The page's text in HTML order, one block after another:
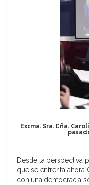
Excma. Sra. Dña.
Desde la perspectiva
que se enfrenta ahora
con una democracia